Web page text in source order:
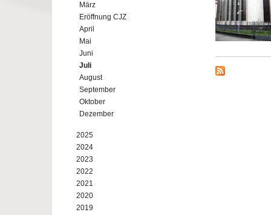
März
Eröffnung CJZ
April
Mai
Juni
Juli
August
September
Oktober
Dezember
2025
2024
2023
2022
2021
2020
2019